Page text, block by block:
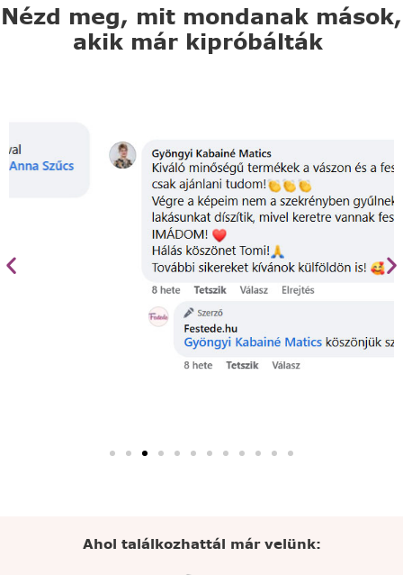
Nézd meg, mit mondanak mások,
akik már kipróbálták
Ahol találkozhattál már velünk: